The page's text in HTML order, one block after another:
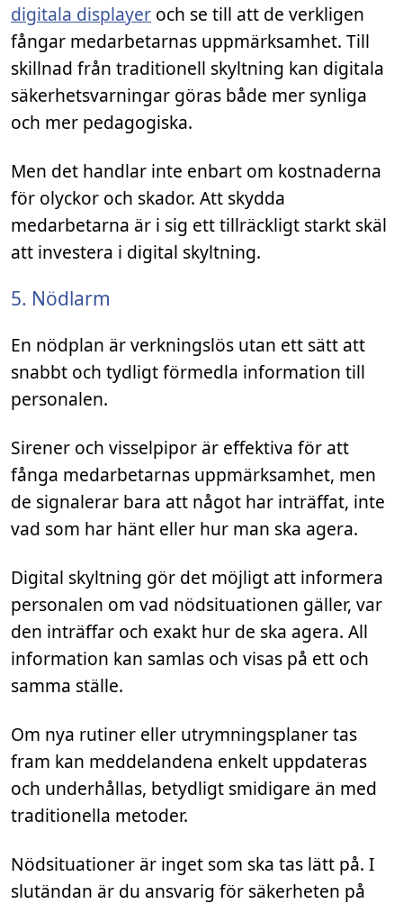
digitala displayer och se till att de verkligen
fångar medarbetarnas uppmärksamhet. Till
skillnad från traditionell skyltning kan digitala
säkerhetsvarningar göras både mer synliga
och mer pedagogiska.
Men det handlar inte enbart om kostnaderna
för olyckor och skador. Att skydda
medarbetarna är i sig ett tillräckligt starkt skäl
att investera i digital skyltning.
5. Nödlarm
En nödplan är verkningslös utan ett sätt att
snabbt och tydligt förmedla information till
personalen.
Sirener och visselpipor är effektiva för att
fånga medarbetarnas uppmärksamhet, men
de signalerar bara att något har inträffat, inte
vad som har hänt eller hur man ska agera.
Digital skyltning gör det möjligt att informera
personalen om vad nödsituationen gäller, var
den inträffar och exakt hur de ska agera. All
information kan samlas och visas på ett och
samma ställe.
Om nya rutiner eller utrymningsplaner tas
fram kan meddelandena enkelt uppdateras
och underhållas, betydligt smidigare än med
traditionella metoder.
Nödsituationer är inget som ska tas lätt på. I
slutändan är du ansvarig för säkerheten på